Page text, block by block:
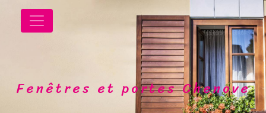
Panneau de gestion des cookies
Fenêtres et portes Chenove